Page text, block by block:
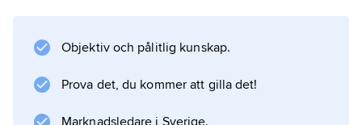
Upplaga: 49 000 ex. (2014).
Objektiv och pålitlig kunskap.
Prova det, du kommer att gilla det!
Marknadsledare i Sverige.